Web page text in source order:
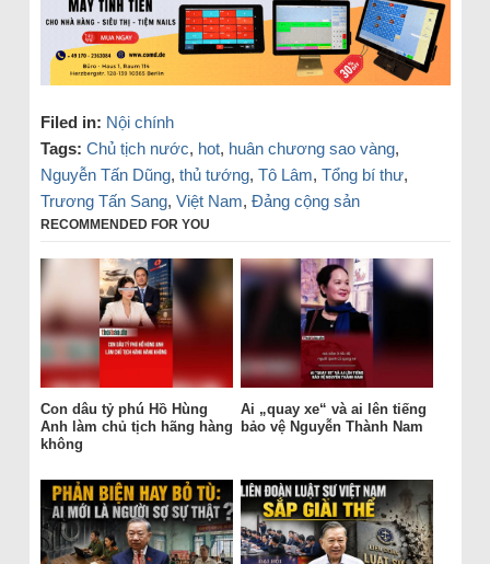
Filed in: Nội chính
Tags: Chủ tịch nước, hot, huân chương sao vàng,
Nguyễn Tấn Dũng, thủ tướng, Tô Lâm, Tổng bí thư,
Trương Tấn Sang, Việt Nam, Đảng cộng sản
RECOMMENDED FOR YOU
Con dâu tỷ phú Hồ Hùng
Anh làm chủ tịch hãng hàng
không
Ai „quay xe“ và ai lên tiếng
bảo vệ Nguyễn Thành Nam